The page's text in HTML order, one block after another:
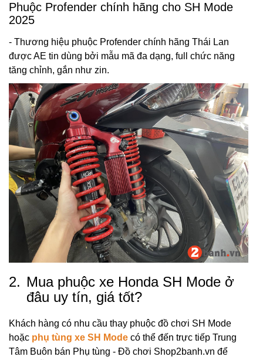
Phuộc Profender chính hãng cho SH Mode
2025
- Thương hiệu phuộc Profender chính hãng Thái Lan
được AE tin dùng bởi mẫu mã đa dạng, full chức năng
tăng chỉnh, gắn như zin.
2. Mua phuộc xe Honda SH Mode ở
đâu uy tín, giá tốt?
Khách hàng có nhu cầu thay phuộc đồ chơi SH Mode
hoặc phụ tùng xe SH Mode có thể đến trực tiếp Trung
Tâm Buôn bán Phụ tùng - Đồ chơi Shop2banh.vn để